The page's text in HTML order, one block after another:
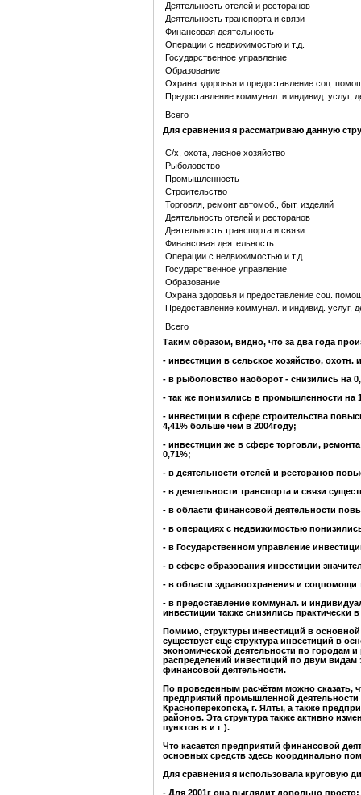
Деятельность отелей и ресторанов
Деятельность транспорта и связи
Финансовая деятельность
Операции с недвижимостью и т.д.
Государственное управление
Образование
Охрана здоровья и предоставление соц.
Предоставление коммунал. и индивид. услуг,
Всего
Для сравнения я рассматриваю данную
С/х, охота, лесное хозяйство
Рыболовство
Промышленность
Строительство
Торговля, ремонт автомоб., быт. изделий
Деятельность отелей и ресторанов
Деятельность транспорта и связи
Финансовая деятельность
Операции с недвижимостью и т.д.
Государственное управление
Образование
Охрана здоровья и предоставление соц.
Предоставление коммунал. и индивид. услуг,
Всего
Таким образом, видно, что за два года
- инвестиции в сельское хозяйство,
- в рыболовство наоборот - снизились на
- так же понизились в промышленности на
- инвестиции в сфере строительства
4,41% больше чем в 2004году;
- инвестиции же в сфере торговли,
0,71%;
- в деятельности отелей и ресторанов
- в деятельности транспорта и связи
- в области финансовой деятельности
- в операциях с недвижимостью
- в Государственном управление
- в сфере образования инвестиции
- в области здравоохранения и соцпомощи
- в предоставление коммунал. и
инвестиции также снизились практически
Помимо, структуры инвестиций в
существует еще структура инвестиций в
экономической деятельности по городам
распределений инвестиций по двум
финансовой деятельности.
По проведенным расчётам можно сказать,
предприятий промышленной
Красноперекопска, г. Ялты, а также
районов. Эта структура также активно
пунктов в и г ).
Что касается предприятий финансовой
основных средств здесь координально
Для сравнения я использовала круговую
- Для 2001г она выглядит довольно просто: